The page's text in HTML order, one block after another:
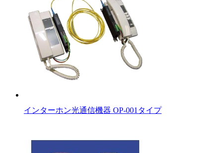
インターホン光通信機器 OP-001タイプ